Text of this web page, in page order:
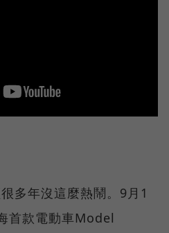
多年沒這麼熱鬧。9月1
首款電動車Model